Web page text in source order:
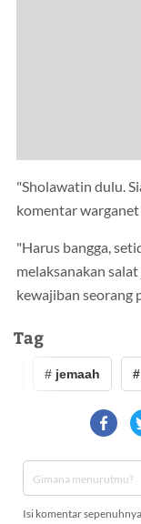
"Sholawatin dulu.
komentar warganet
"Harus bangga,
melaksanakan
kewajiban seorang
Tag
# jemaah
Isi komentar